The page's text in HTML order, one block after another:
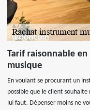
Tarif raisonnable
musique
En voulant se procurant un
possible que le client
lui faut. Dépenser moins ne